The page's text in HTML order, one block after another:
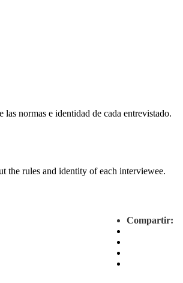
normas e identidad de cada entrevistado.
the rules and identity of each interviewee.
Compartir: